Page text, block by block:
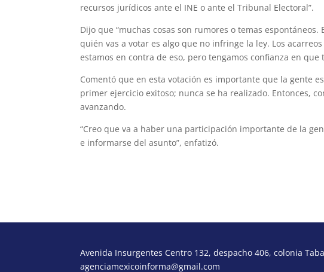
recursos jurídicos ante el INE o ante el Tribunal Electoral”.
Dijo que “muchas cosas son rumores o temas
quién vas a votar es algo que no infringe la ley. Los
estamos en contra de eso, pero tengamos confianza en que
Comentó que en esta votación es importante que la gente
primer ejercicio exitoso; nunca se ha realizado. Entonces,
avanzando.
“Creo que va a haber una participación importante de la
e informarse del asunto”, enfatizó.
Avenida Insurgentes Centro 132, despacho 406, colonia
agenciamexicoinforma@gmail.com